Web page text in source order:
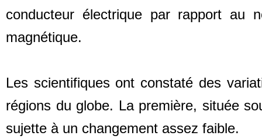
conducteur électrique par rapport au
magnétique.
Les scientifiques ont constaté des
régions du globe. La première, située
sujette à un changement assez faible.